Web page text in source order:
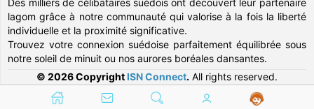
lagom grâce à notre communauté qui valorise à la fois la liberté
individuelle et la proximité significative.
Trouvez votre connexion suédoise parfaitement équilibrée sous
notre soleil de minuit ou nos aurores boréales dansantes.
© 2026 Copyright ISN Connect. All rights reserved.